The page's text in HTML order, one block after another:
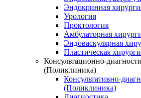
Эндокринная
Урология
Проктология
Амбулаторная
Эндоваскулярная
Пластическая
Консультационно-
(Поликлиника)
Консультативно-
(Поликлиника)